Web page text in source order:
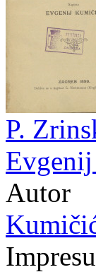
P.
Autor